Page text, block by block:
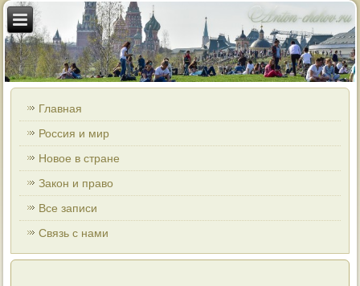
Главная
Россия и мир
Новое в стране
Закон и право
Все записи
Связь с нами